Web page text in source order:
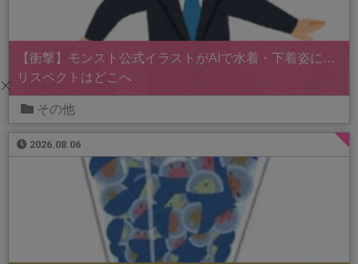
【衝撃】モンスト公式イラストがAIで水着・下着姿に…
リスペクトはどこへ
その他
2026.08.06